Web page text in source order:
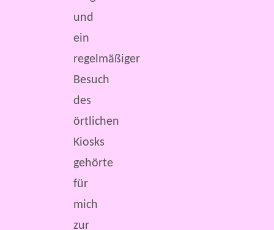
und
ein
regelmäßiger
Besuch
des
örtlichen
Kiosks
gehörte
für
mich
zur